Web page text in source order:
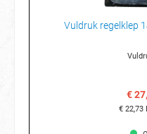
Vuldruk regelklep
€
€ 22,73